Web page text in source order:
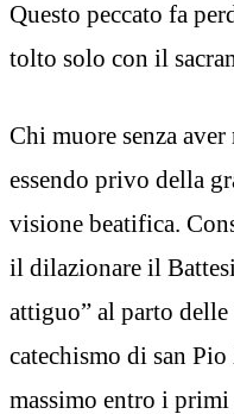
Questo peccato fa
tolto solo con il
Chi muore senza
essendo privo della
visione beatifica.
il dilazionare il
attiguo” al parto
catechismo di san
massimo entro i